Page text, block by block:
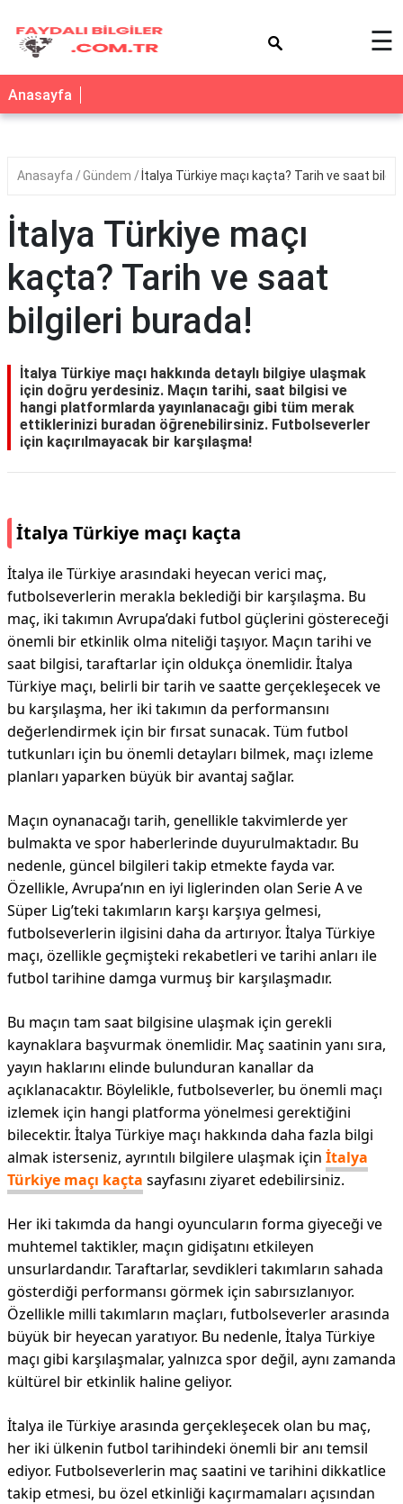
☰
Anasayfa
Anasayfa Gündem İtalya Türkiye maçı kaçta? Tarih ve saat
İtalya Türkiye maçı
kaçta? Tarih ve saat
bilgileri burada!
İtalya Türkiye maçı hakkında detaylı bilgiye ulaşmak
için doğru yerdesiniz. Maçın tarihi, saat bilgisi ve
hangi platformlarda yayınlanacağı gibi tüm merak
ettiklerinizi buradan öğrenebilirsiniz. Futbolseverler
için kaçırılmayacak bir karşılaşma!
İtalya Türkiye maçı kaçta
İtalya ile Türkiye arasındaki heyecan verici maç,
futbolseverlerin merakla beklediği bir karşılaşma. Bu
maç, iki takımın Avrupa’daki futbol güçlerini göstereceği
önemli bir etkinlik olma niteliği taşıyor. Maçın tarihi ve
saat bilgisi, taraftarlar için oldukça önemlidir. İtalya
Türkiye maçı, belirli bir tarih ve saatte gerçekleşecek ve
bu karşılaşma, her iki takımın da performansını
değerlendirmek için bir fırsat sunacak. Tüm futbol
tutkunları için bu önemli detayları bilmek, maçı izleme
planları yaparken büyük bir avantaj sağlar.
Maçın oynanacağı tarih, genellikle takvimlerde yer
bulmakta ve spor haberlerinde duyurulmaktadır. Bu
nedenle, güncel bilgileri takip etmekte fayda var.
Özellikle, Avrupa’nın en iyi liglerinden olan Serie A ve
Süper Lig’teki takımların karşı karşıya gelmesi,
futbolseverlerin ilgisini daha da artırıyor. İtalya Türkiye
maçı, özellikle geçmişteki rekabetleri ve tarihi anları ile
futbol tarihine damga vurmuş bir karşılaşmadır.
Bu maçın tam saat bilgisine ulaşmak için gerekli
kaynaklara başvurmak önemlidir. Maç saatinin yanı sıra,
yayın haklarını elinde bulunduran kanallar da
açıklanacaktır. Böylelikle, futbolseverler, bu önemli maçı
izlemek için hangi platforma yönelmesi gerektiğini
bilecektir. İtalya Türkiye maçı hakkında daha fazla bilgi
almak isterseniz, ayrıntılı bilgilere ulaşmak için İtalya
Türkiye maçı kaçta sayfasını ziyaret edebilirsiniz.
Her iki takımda da hangi oyuncuların forma giyeceği ve
muhtemel taktikler, maçın gidişatını etkileyen
unsurlardandır. Taraftarlar, sevdikleri takımların sahada
gösterdiği performansı görmek için sabırsızlanıyor.
Özellikle milli takımların maçları, futbolseverler arasında
büyük bir heyecan yaratıyor. Bu nedenle, İtalya Türkiye
maçı gibi karşılaşmalar, yalnızca spor değil, aynı zamanda
kültürel bir etkinlik haline geliyor.
İtalya ile Türkiye arasında gerçekleşecek olan bu maç,
her iki ülkenin futbol tarihindeki önemli bir anı temsil
ediyor. Futbolseverlerin maç saatini ve tarihini dikkatlice
takip etmesi, bu özel etkinliği kaçırmamaları açısından